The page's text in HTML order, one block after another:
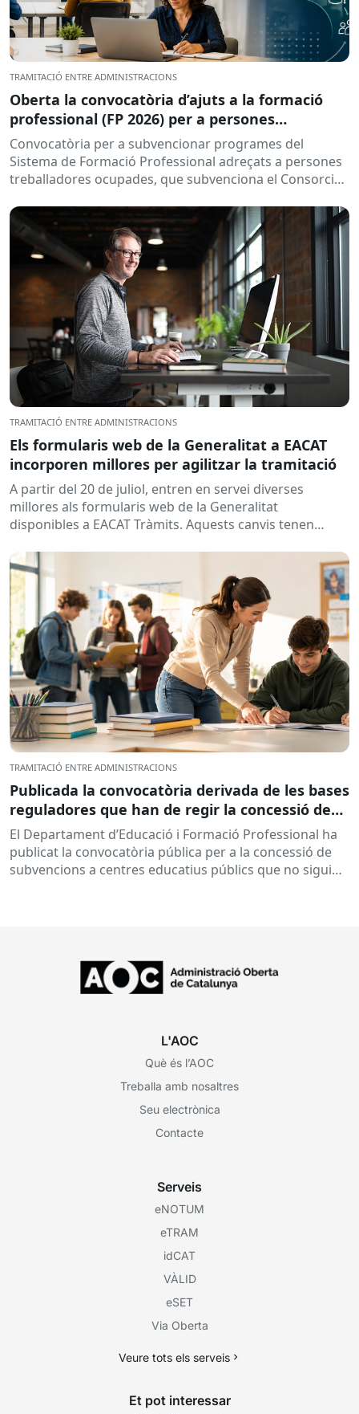
TRAMITACIÓ ENTRE ADMINISTRACIONS
Oberta la convocatòria d’ajuts a la formació
professional (FP 2026) per a persones
treballadores ocupades
Convocatòria per a subvencionar programes del
Sistema de Formació Professional adreçats a persones
treballadores ocupades, que subvenciona el Consorci
TRAMITACIÓ ENTRE ADMINISTRACIONS
Els formularis web de la Generalitat a EACAT
incorporen millores per agilitzar la tramitació
A partir del 20 de juliol, entren en servei diverses
millores als formularis web de la Generalitat
disponibles a EACAT Tràmits. Aquests canvis tenen
TRAMITACIÓ ENTRE ADMINISTRACIONS
Publicada la convocatòria derivada de les bases
reguladores que han de regir la concessió de
subvencions a centres educatius, per al
desenvolupament de programes de formació i
inserció, durant el curs 2026-2027
El Departament d’Educació i Formació Professional ha
publicat la convocatòria pública per a la concessió de
subvencions a centres educatius públics que no siguin
L'AOC
Què és l’AOC
Treballa amb nosaltres
Seu electrònica
Contacte
Serveis
eNOTUM
eTRAM
idCAT
VÀLID
eSET
Via Oberta
Veure tots els serveis
Et pot interessar